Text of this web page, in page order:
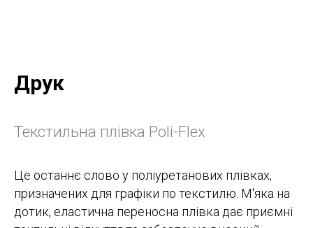
Друк
Текстильна плівка Poli-Flex
Це останнє слово у поліуретанових плівках,
призначених для графіки по текстилю. М'яка на
дотик, еластична переносна плівка дає приємні